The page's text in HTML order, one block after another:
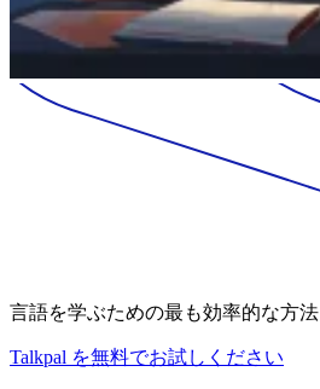
言語を学ぶための最も効率的な方法
Talkpal を無料でお試しください